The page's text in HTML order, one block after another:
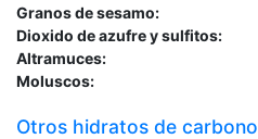
Granos de sesamo:
Dioxido de azufre y sulfitos:
Altramuces:
Moluscos:
Otros hidratos de carbono